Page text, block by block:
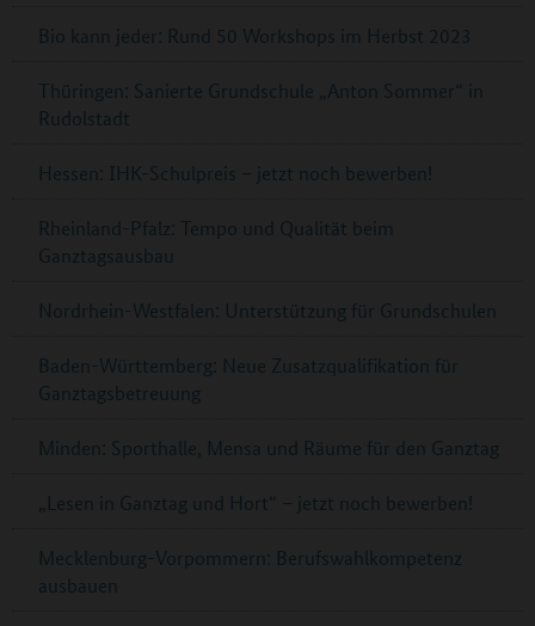
Bio kann jeder: Rund 50 Workshops im Herbst 2023
Thüringen: Sanierte Grundschule „Anton Sommer“ in
Rudolstadt
Hessen: IHK-Schulpreis – jetzt noch bewerben!
Rheinland-Pfalz: Tempo und Qualität beim
Ganztagsausbau
Nordrhein-Westfalen: Unterstützung für Grundschulen
Baden-Württemberg: Neue Zusatzqualifikation für
Ganztagsbetreuung
Minden: Sporthalle, Mensa und Räume für den Ganztag
„Lesen in Ganztag und Hort“ – jetzt noch bewerben!
Mecklenburg-Vorpommern: Berufswahlkompetenz
ausbauen